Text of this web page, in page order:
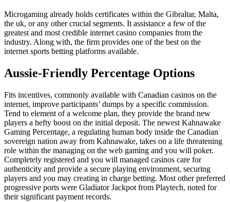
Microgaming already holds certificates within the Gibraltar, Malta,
the uk, or any other crucial segments. It assistance a few of the
greatest and most credible internet casino companies from the
industry. Along with, the firm provides one of the best on the
internet sports betting platforms available.
Aussie-Friendly Percentage Options
Fits incentives, commonly available with Canadian casinos on the
internet, improve participants’ dumps by a specific commission.
Tend to element of a welcome plan, they provide the brand new
players a hefty boost on the initial deposit. The newest Kahnawake
Gaming Percentage, a regulating human body inside the Canadian
sovereign nation away from Kahnawake, takes on a life threatening
role within the managing on the web gaming and you will poker.
Completely registered and you will managed casinos care for
authenticity and provide a secure playing environment, securing
players and you may creating in charge betting. Most other preferred
progressive ports were Gladiator Jackpot from Playtech, noted for
their significant payment records.